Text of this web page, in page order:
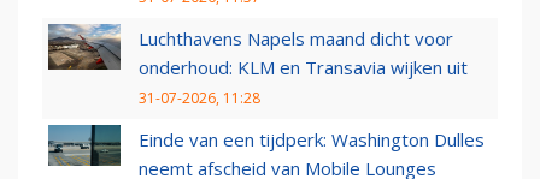
Luchthavens Napels maand dicht voor
onderhoud: KLM en Transavia wijken uit
31-07-2026, 11:28
Einde van een tijdperk: Washington Dulles
neemt afscheid van Mobile Lounges